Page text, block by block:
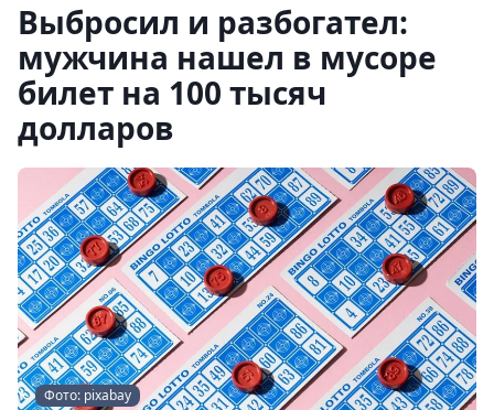
Выбросил и разбогател:
мужчина нашел в мусоре
билет на 100 тысяч
долларов
Фото: pixabay